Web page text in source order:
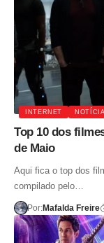
INTERNET
Top 10 dos
de Maio
Aqui fica o top dos
compilado pelo…
Por:Mafalda Freire